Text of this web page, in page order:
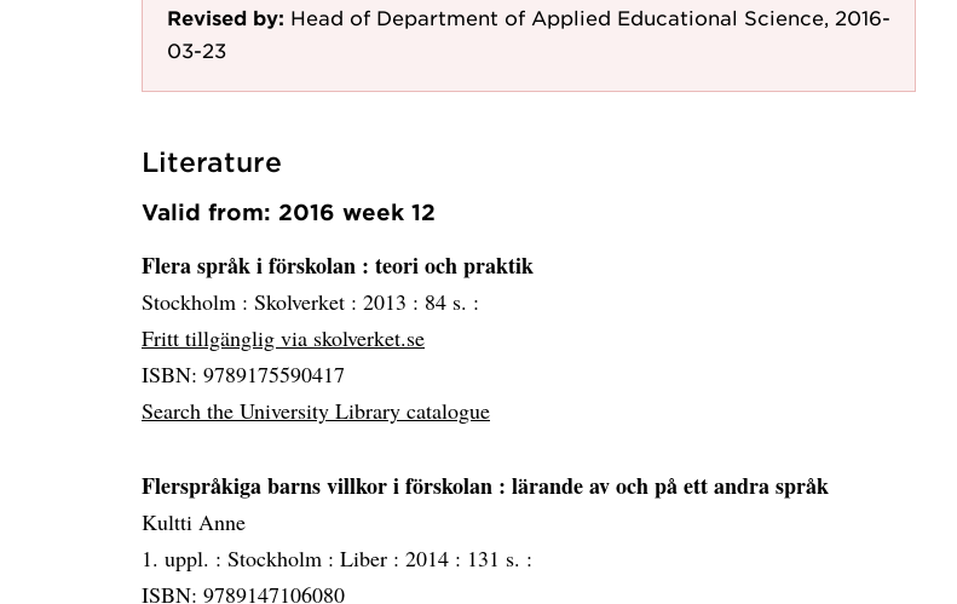
Revised by: Head of Department of Applied Educational Science, 2016-
03-23
Literature
Valid from: 2016 week 12
Flera språk i förskolan : teori och praktik
Stockholm : Skolverket : 2013 : 84 s. :
Fritt tillgänglig via skolverket.se
ISBN: 9789175590417
Search the University Library catalogue
Flerspråkiga barns villkor i förskolan : lärande av och på ett andra språk
Kultti Anne
1. uppl. : Stockholm : Liber : 2014 : 131 s. :
ISBN: 9789147106080